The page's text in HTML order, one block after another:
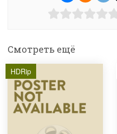
Смотреть ещё
HDRip